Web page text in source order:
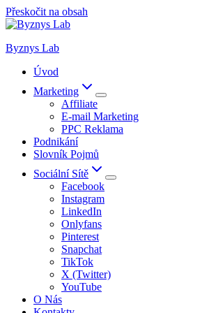
Přeskočit na obsah
Byznys Lab
Úvod
Marketing
Affiliate
E-mail Marketing
PPC Reklama
Podnikání
Slovník Pojmů
Sociální Sítě
Facebook
Instagram
LinkedIn
Onlyfans
Pinterest
Snapchat
TikTok
X (Twitter)
YouTube
O Nás